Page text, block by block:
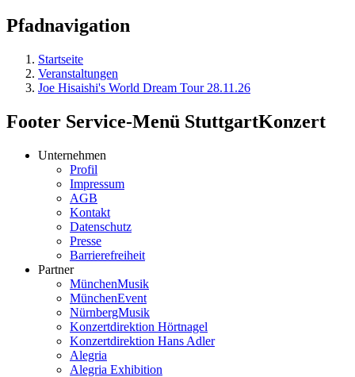
Pfadnavigation
Startseite
Veranstaltungen
Joe Hisaishi's World Dream Tour 28.11.26
Footer Service-Menü StuttgartKonzert
Unternehmen
Profil
Impressum
AGB
Kontakt
Datenschutz
Presse
Barrierefreiheit
Partner
MünchenMusik
MünchenEvent
NürnbergMusik
Konzertdirektion Hörtnagel
Konzertdirektion Hans Adler
Alegria
Alegria Exhibition